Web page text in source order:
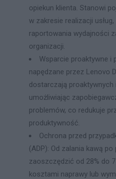
opiekun klienta. Stanowi
w zakresie realizacji
raportowania wydajności
organizacji.
Wsparcie proaktywne i
napędzane przez Lenovo
dostarczają proaktywnych
umożliwiając
problemów, co redukuje
produktywność.
Ochrona przed
(ADP): Od zalania kawą
zaoszczędzić od 28% do
kosztami naprawy lub